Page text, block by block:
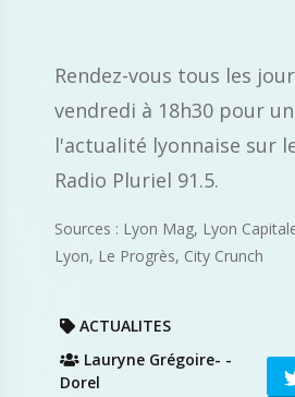
Rendez-vous tous les
vendredi à 18h30 pour
l'actualité lyonnaise sur
Radio Pluriel 91.5.
Sources : Lyon Mag, Lyon
Lyon, Le Progrès, City Crunch
ACTUALITES
Lauryne Grégoire- -
Dorel